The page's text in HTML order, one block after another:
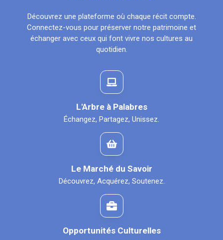
Découvrez une plateforme où chaque récit compte.
Connectez-vous pour préserver notre patrimoine et
échanger avec ceux qui font vivre nos cultures au
quotidien.
L'Arbre à Palabres
Échangez, Partagez, Unissez.
Le Marché du Savoir
Découvrez, Acquérez, Soutenez.
Opportunités Culturelles